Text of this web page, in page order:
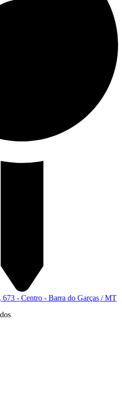
673 - Centro - Barra do Garças / MT